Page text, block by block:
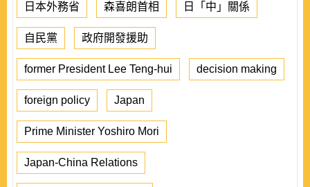
日本外務省 森喜朗首相 日「中」關係
自民黨 政府開發援助
former President Lee Teng-hui decision making
foreign policy Japan
Prime Minister Yoshiro Mori
Japan-China Relations